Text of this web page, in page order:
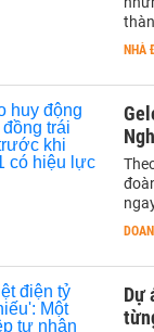
NHÀ
Dự